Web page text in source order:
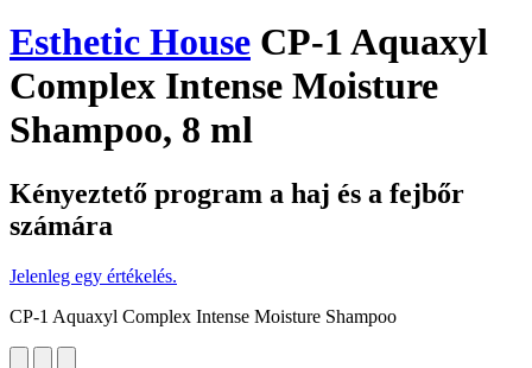
Esthetic House CP-1 Aquaxyl
Complex Intense Moisture
Shampoo, 8 ml
Kényeztető program a haj és a fejbőr
számára
Jelenleg egy értékelés.
CP-1 Aquaxyl Complex Intense Moisture Shampoo